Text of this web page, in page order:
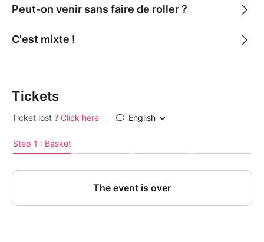
Peut-on venir sans faire de roller ?
C'est mixte !
Tickets